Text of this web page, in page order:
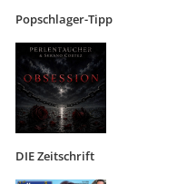
Popschlager-Tipp
DIE Zeitschrift